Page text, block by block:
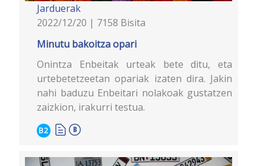
Jarduerak
2022/12/20 | 7158 Bisita
Minutu bakoitza opari
Onintza Enbeitak urteak bete ditu, eta
urtebetetzeetan opariak izaten dira. Jakin
nahi baduzu Enbeitari nolakoak gustatzen
zaizkion, irakurri testua.
B2